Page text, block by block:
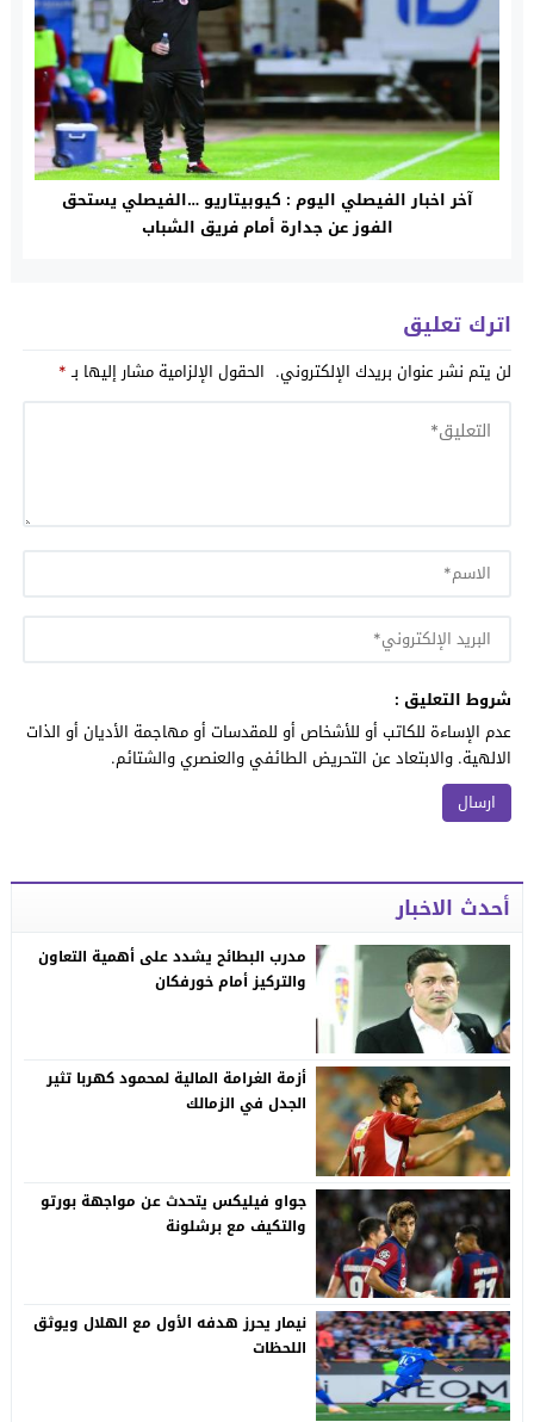
آخر اخبار الفيصلي اليوم : كيوبيتاريو …الفيصلي يستحق
الفوز عن جدارة أمام فريق الشباب
اترك تعليق
لن يتم نشر عنوان بريدك الإلكتروني. الحقول الإلزامية مشار إليها بـ*
شروط التعليق :
عدم الإساءة للكاتب أو للأشخاص أو للمقدسات أو مهاجمة الأديان أو الذات
الالهية. والابتعاد عن التحريض الطائفي والعنصري والشتائم.
أحدث الاخبار
مدرب البطائح يشدد على أهمية التعاون
والتركيز أمام خورفكان
أزمة الغرامة المالية لمحمود كهربا تثير
الجدل في الزمالك
جواو فيليكس يتحدث عن مواجهة بورتو
والتكيف مع برشلونة
نيمار يحرز هدفه الأول مع الهلال ويوثق
اللحظات